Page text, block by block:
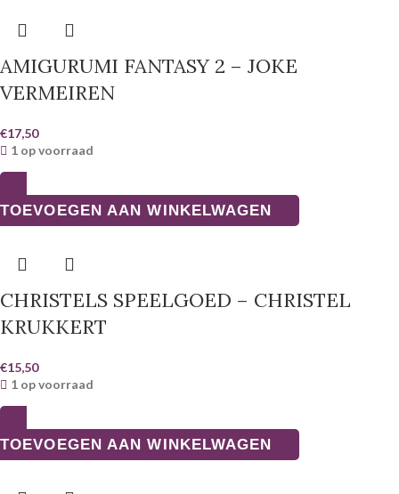
AMIGURUMI FANTASY 2 – JOKE
VERMEIREN
€17,50
1 op voorraad
TOEVOEGEN AAN WINKELWAGEN
CHRISTELS SPEELGOED – CHRISTEL
KRUKKERT
€15,50
1 op voorraad
TOEVOEGEN AAN WINKELWAGEN